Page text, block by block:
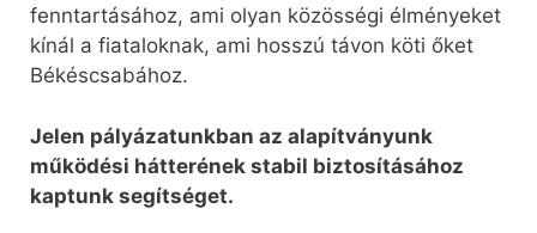
fenntartásához, ami olyan közösségi élményeket
kínál a fiataloknak, ami hosszú távon köti őket
Békéscsabához.
Jelen pályázatunkban az alapítványunk
működési hátterének stabil biztosításához
kaptunk segítséget.